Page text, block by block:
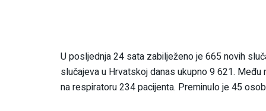
U posljednja 24 sata zabilježeno je 665 novih
slučajeva u Hrvatskoj danas ukupno 9 621.
na respiratoru 234 pacijenta. Preminulo je 45